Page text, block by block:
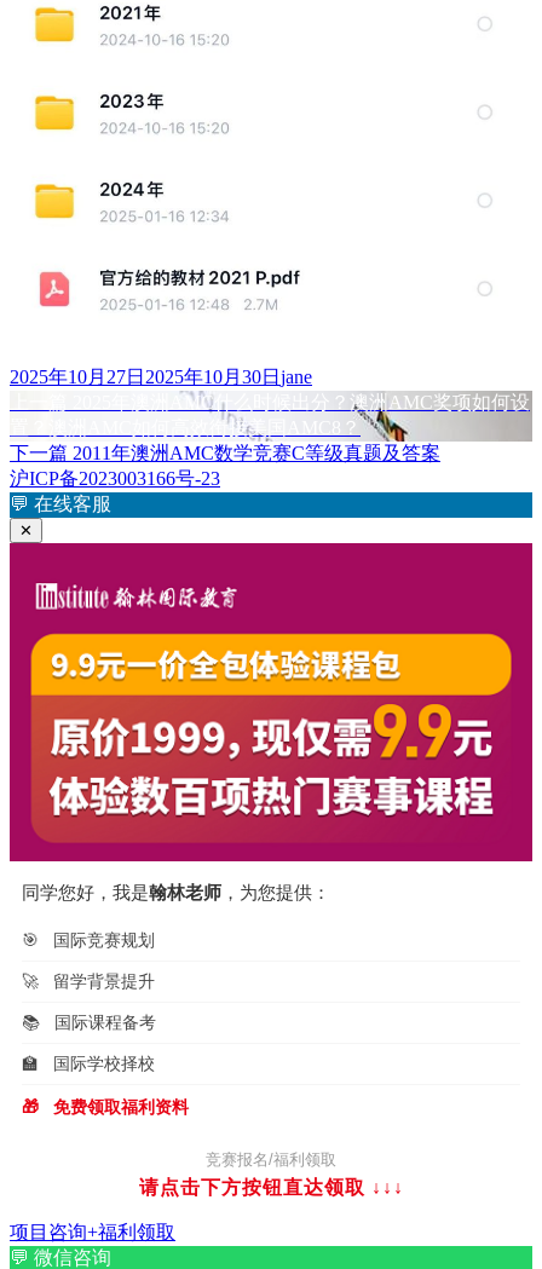
发
2025年10月27日 2025年10月30日 作
jane
文
章
导
航
文
章：
2025年澳洲AMC什么时候出分？澳洲AMC奖项如何设
置？澳洲AMC如何高效衔接美国AMC8？
下一篇 下
篇
文
2011年澳洲AMC数学竞赛C等级真题及答案
沪ICP备2023003166号-23
💬 在线客服
✕
同学您好，我是翰林老师 ，为您提供：
🎯 国际竞赛规划
🚀 留学背景提升
📚 国际课程备考
🏫 国际学校择校
🎁 免费领取福利资料
竞赛报名/福利领取
请点击下方按钮直达领取 ↓↓↓
项目咨询+福利领取
💬 微信咨询